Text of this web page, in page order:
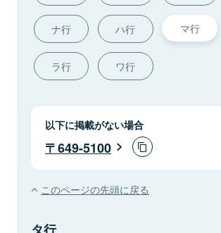
ナ行 ハ行 マ行
ラ行 ワ行
以下に掲載がない場合
649-5100
このページの先頭に戻る
タ行